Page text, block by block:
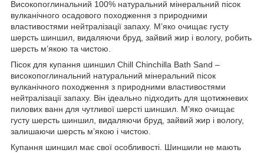
Високопоглинальний 100% натуральний мінеральний пісок
вулканічного осадового походження з природними
властивостями нейтралізації запаху. М’яко очищає густу
шерсть шиншил, видаляючи бруд, зайвий жир і вологу, робить
шерсть м’якою та чистою.
Пісок для купання шиншил Chill Chinchilla Bath Sand –
високопоглинальний натуральний мінеральний пісок
вулканічного походження з природними властивостями
нейтралізації запаху. Він ідеально підходить для щотижневих
пилових ванн для чутливої шерсті шиншил. М’яко очищає
густу шерсть шиншил, видаляючи бруд, зайвий жир і вологу,
залишаючи шерсть м’якою і чистою.
Купання шиншил має свої особливості. Шиншили не мають